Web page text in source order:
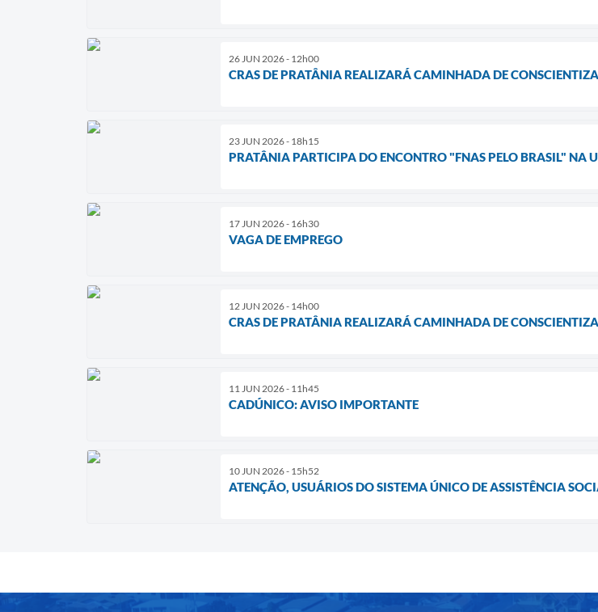
26 JUN 2026 - 12h00
CRAS DE PRATÂNIA REALIZARÁ CAMINHADA DE
23 JUN 2026 - 18h15
PRATÂNIA PARTICIPA DO ENCONTRO "FNAS PELO BRASIL" NA
17 JUN 2026 - 16h30
VAGA DE EMPREGO
12 JUN 2026 - 14h00
CRAS DE PRATÂNIA REALIZARÁ CAMINHADA DE
11 JUN 2026 - 11h45
CADÚNICO: AVISO IMPORTANTE
10 JUN 2026 - 15h52
ATENÇÃO, USUÁRIOS DO SISTEMA ÚNICO DE ASSISTÊNCIA